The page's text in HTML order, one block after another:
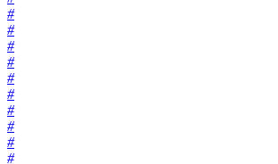
#
#
#
#
#
#
#
#
#
#